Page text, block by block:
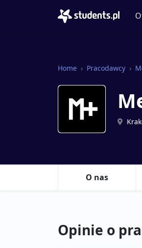
Home Pracodawcy
O nas
Opinie o